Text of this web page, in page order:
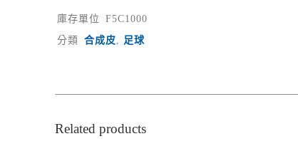
庫存單位
F5C1000
分類
合成皮 足球
Related products